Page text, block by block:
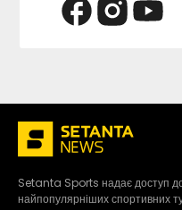
Setanta Sports надає доступ
найпопулярніших спортивних